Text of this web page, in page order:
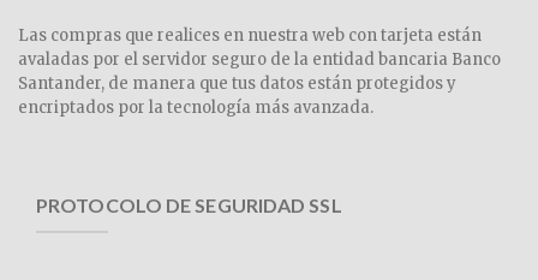
Las compras que realices en nuestra web con tarjeta están
avaladas por el servidor seguro de la entidad bancaria Banco
Santander, de manera que tus datos están protegidos y
encriptados por la tecnología más avanzada.
PROTOCOLO DE SEGURIDAD SSL